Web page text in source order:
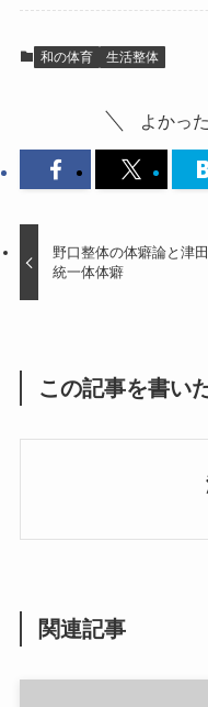
和の体育 生活整体
よかっ
野口整体の体癖論と津
統一体体癖
この記事を書い
関連記事